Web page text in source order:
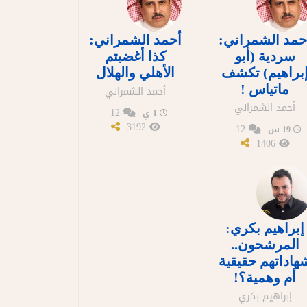
أحمد الشمراني:
سردية (أبو
إبراهيم) تكشف
ماتياس !
أحمد الشمراني
19 س
1406
أحمد الشمراني:
كذا أغضبتم
الأهلي والهلال
أحمد الشمراني
إبراهيم بكري:
المرشحون..
حقيقية
أم وهمية؟!
إبراهيم بكري